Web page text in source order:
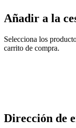
Añadir a la
Selecciona los
carrito de compra.
Dirección de